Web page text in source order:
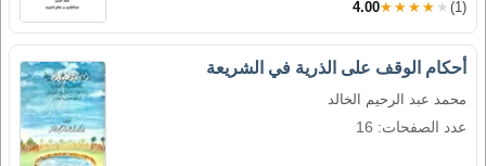
4.00★★★★★ (1)
أحكام الوقف على الذرية في الشريعة
محمد عبد الرحيم الخالد
عدد الصفحات: 16